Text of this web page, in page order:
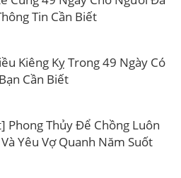
Tin Cần Biết
Kiêng Kỵ Trong 49 Ngày Có
Cần Biết
Phong Thủy Để Chồng Luôn
Yêu Vợ Quanh Năm Suốt